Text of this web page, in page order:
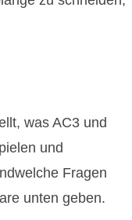
was AC3 und
und
Fragen
unten geben.